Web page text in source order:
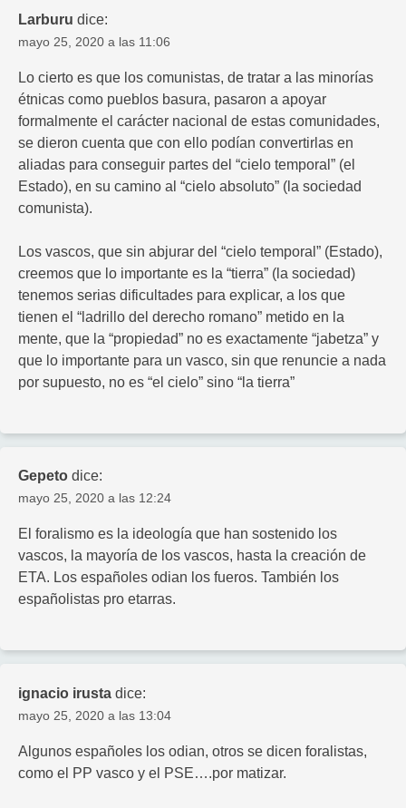
Larburu dice:
mayo 25, 2020 a las 11:06
Lo cierto es que los comunistas, de tratar a las minorías
étnicas como pueblos basura, pasaron a apoyar
formalmente el carácter nacional de estas comunidades,
se dieron cuenta que con ello podían convertirlas en
aliadas para conseguir partes del “cielo temporal” (el
Estado), en su camino al “cielo absoluto” (la sociedad
comunista).
Los vascos, que sin abjurar del “cielo temporal” (Estado),
creemos que lo importante es la “tierra” (la sociedad)
tenemos serias dificultades para explicar, a los que
tienen el “ladrillo del derecho romano” metido en la
mente, que la “propiedad” no es exactamente “jabetza” y
que lo importante para un vasco, sin que renuncie a nada
por supuesto, no es “el cielo” sino “la tierra”
Gepeto dice:
mayo 25, 2020 a las 12:24
El foralismo es la ideología que han sostenido los
vascos, la mayoría de los vascos, hasta la creación de
ETA. Los españoles odian los fueros. También los
españolistas pro etarras.
ignacio irusta dice:
mayo 25, 2020 a las 13:04
Algunos españoles los odian, otros se dicen foralistas,
como el PP vasco y el PSE….por matizar.